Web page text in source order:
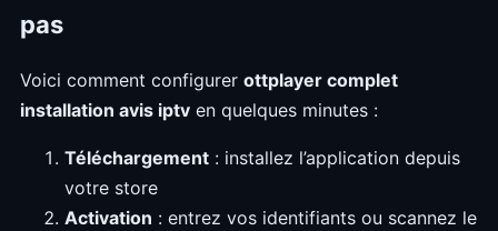
pas
Voici comment configurer ottplayer complet
installation avis iptv en quelques minutes :
Téléchargement : installez l’application depuis
votre store
Activation : entrez vos identifiants ou scannez le